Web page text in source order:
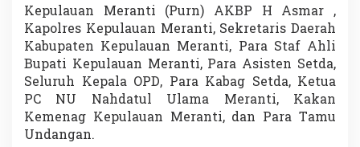
m
a
h
B
e
r
s
a
m
Kepulauan Meranti (Purn) AKBP H Asmar ,
Kapolres Kepulauan Meranti, Sekretaris Daerah
Kabupaten Kepulauan Meranti, Para Staf Ahli
Bupati Kepulauan Meranti, Para Asisten Setda,
Seluruh Kepala OPD, Para Kabag Setda, Ketua
PC NU Nahdatul Ulama Meranti, Kakan
Kemenag Kepulauan Meranti, dan Para Tamu
Undangan.